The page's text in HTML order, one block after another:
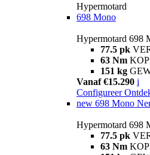
Hypermotard
698 Mono
Hypermotard 698
77.5 pk
63 Nm
151 kg
Vanaf €15.290 i
Configureer
new 698 Mono
Hypermotard 698
77.5 pk
63 Nm